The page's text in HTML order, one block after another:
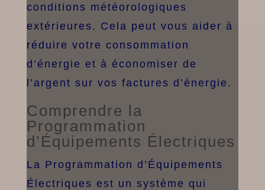
conditions météorologiques
extérieures. Cela peut vous aider à
réduire votre consommation
d’énergie et à économiser de
l’argent sur vos factures d’énergie.
Comprendre la
Programmation
d’Équipements Électriques
La Programmation d’Équipements
Électriques est un système qui